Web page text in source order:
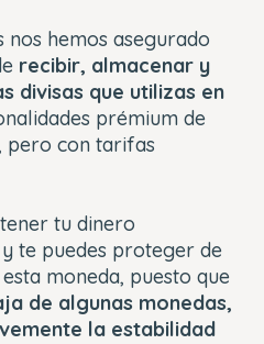
nos hemos asegurado
recibir, almacenar y
divisas que utilizas en
prémium de
pero con tarifas
tu dinero
te puedes proteger de
moneda, puesto que
de algunas monedas,
la estabilidad